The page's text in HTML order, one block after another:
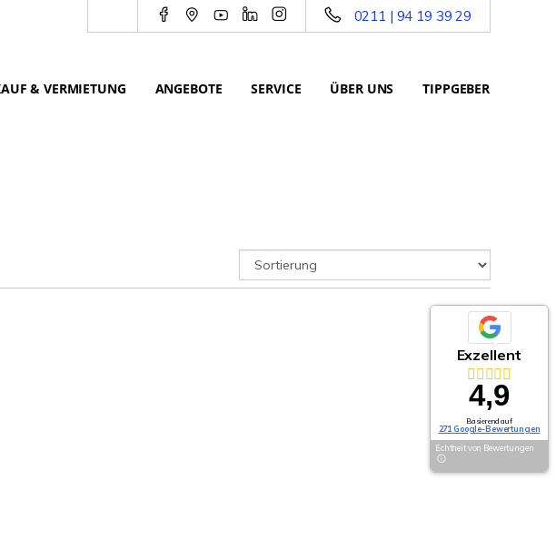
0211 | 94 19 39 29
& VERMIETUNG ANGEBOTE SERVICE ÜBER UNS TIPPGEBER
Exzellent
4,9
Basierend auf
271 Google-Bewertungen
Echtheit von Bewertungen